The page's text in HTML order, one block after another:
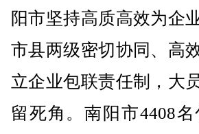
阳市坚持高质高效为企
市县两级密切协同、高
立企业包联责任制，大
留死角。南阳市4408